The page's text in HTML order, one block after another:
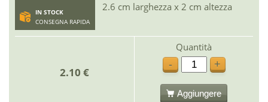
IN STOCK
CONSEGNA RAPIDA
2.6 cm larghezza x 2 cm altezza
2.10 €
Quantità
-
+
Aggiungere